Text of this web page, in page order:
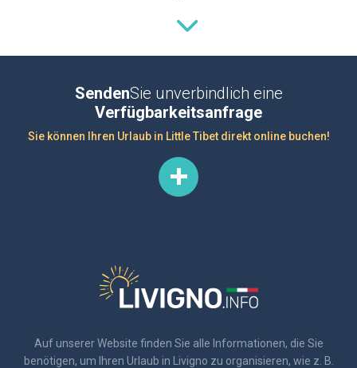
SendenSie unverbindlich eine
Verfügbarkeitsanfrage
Sie können Ihren Urlaub in Little Tibet direkt online buchen!
Auf unserer Website finden Sie alle Informationen, die Sie
benötigen, um Ihren Urlaub in Livigno zu organisieren, wie z. B.